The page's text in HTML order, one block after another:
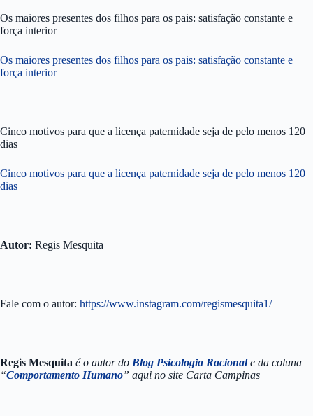
Os maiores presentes dos filhos para os pais: satisfação constante e
força interior
Os maiores presentes dos filhos para os pais: satisfação constante e
força interior
Cinco motivos para que a licença paternidade seja de pelo menos 120
dias
Cinco motivos para que a licença paternidade seja de pelo menos 120
dias
Autor: Regis Mesquita
Fale com o autor: https://www.instagram.com/regismesquita1/
Regis Mesquita é o autor do Blog Psicologia Racional e da coluna
“Comportamento Humano” aqui no site Carta Campinas